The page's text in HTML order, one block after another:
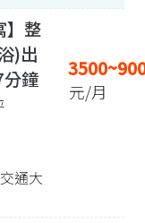
】整
)出
鐘
通大
元/月